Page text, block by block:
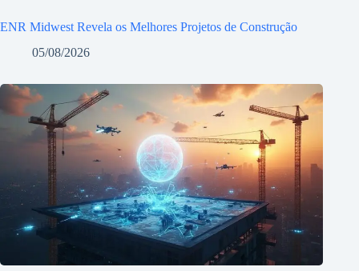
ENR Midwest Revela os Melhores Projetos de Construção
05/08/2026